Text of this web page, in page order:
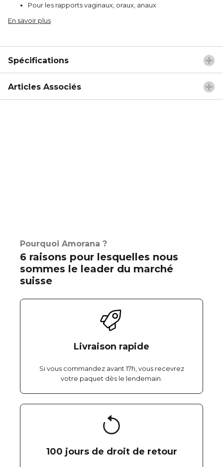
Pour les rapports vaginaux, oraux, anaux
En savoir plus
Spécifications
Articles Associés
Pourquoi Amorana ?
6 raisons pour lesquelles nous
sommes le leader du marché
suisse
Livraison rapide
Si vous commandez avant 17h, vous recevrez
votre paquet dès le lendemain.
100 jours de droit de retour